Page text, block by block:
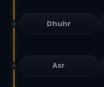
Dhuhr
Asr